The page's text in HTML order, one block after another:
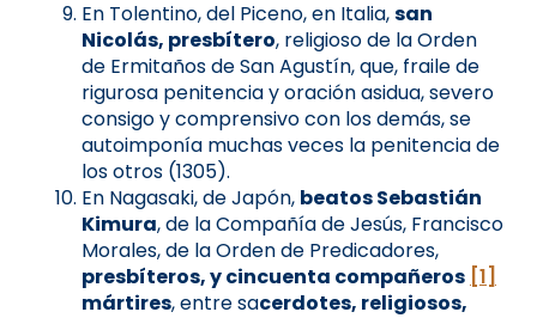
En Tolentino, del Piceno, en Italia,san
Nicolás, presbítero, religioso de la Orden
de Ermitaños de San Agustín, que, fraile de
rigurosa penitencia y oración asidua, severo
consigo y comprensivo con los demás, se
autoimponía muchas veces la penitencia de
los otros (1305).
En Nagasaki, de Japón, beatos Sebastián
Kimura, de la Compañía de Jesús, Francisco
Morales, de la Orden de Predicadores,
presbíteros, y cincuenta compañeros [1]
mártires, entre sacerdotes, religiosos,